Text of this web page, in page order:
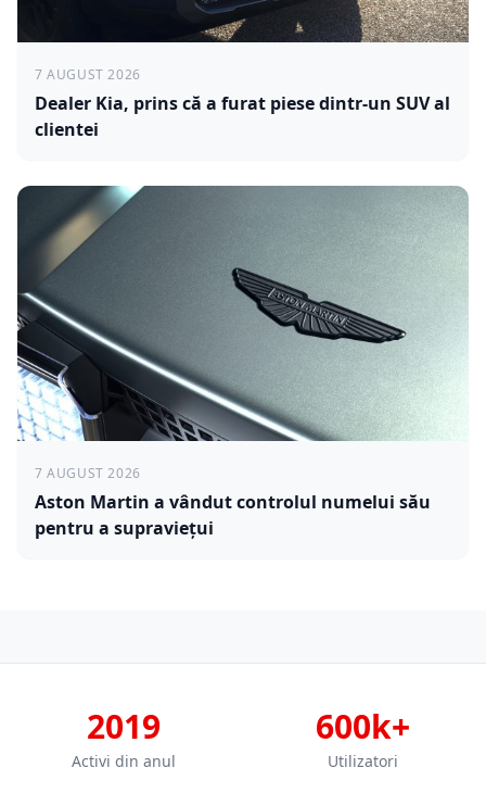
7 AUGUST 2026
Dealer Kia, prins că a furat piese dintr-un SUV al
clientei
7 AUGUST 2026
Aston Martin a vândut controlul numelui său
pentru a supraviețui
2019
Activi din anul
600k+
Utilizatori